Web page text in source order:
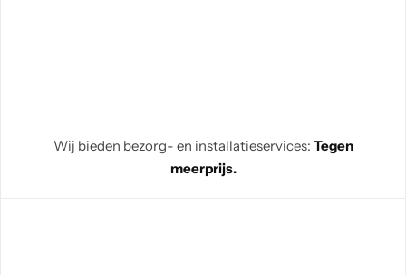
Wij bieden bezorg- en installatieservices: Tegen
meerprijs.